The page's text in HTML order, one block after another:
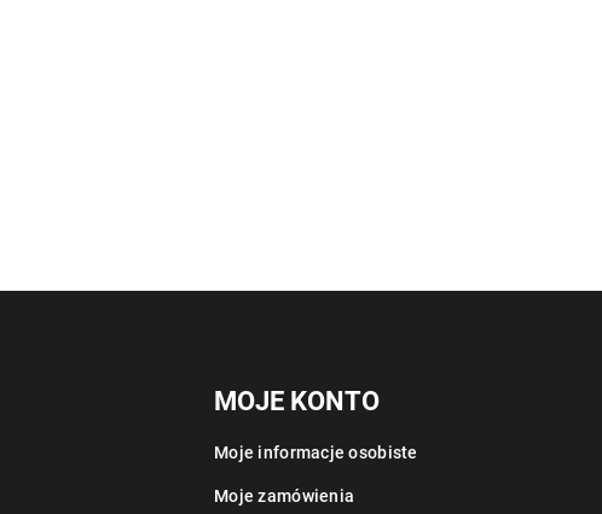
MOJE KONTO
Moje informacje osobiste
Moje zamówienia